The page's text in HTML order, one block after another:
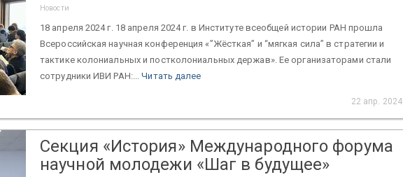
Новости
18 апреля 2024 г. 18 апреля 2024 г. в Институте всеобщей истории РАН прошла
Всероссийская научная конференция «”Жёсткая” и “мягкая сила” в стратегии и
тактике колониальных и постколониальных держав». Ее организаторами стали
сотрудники ИВИ РАН:...Читать далее
22 апр. 2024
Секция «История» Международного форума
научной молодежи «Шаг в будущее»